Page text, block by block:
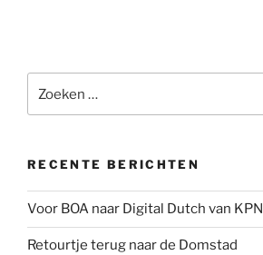
naar:
RECENTE BERICHTEN
Voor BOA naar Digital Dutch van KPN
Retourtje terug naar de Domstad